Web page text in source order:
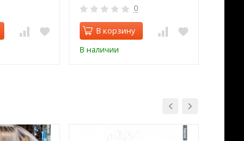
0
В корзину
В наличии